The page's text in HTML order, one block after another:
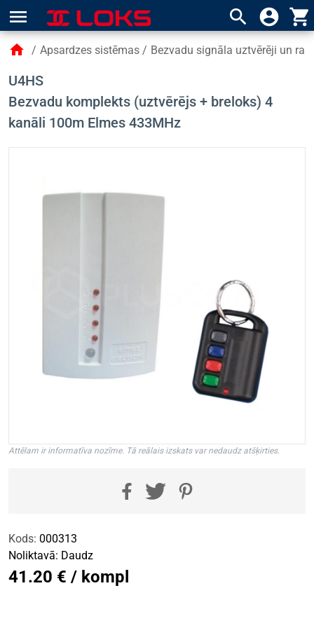
menu search account_circle shopping_cart
home / Apsardzes sistēmas / Bezvadu signāla uztvērēji un
U4HS
Bezvadu komplekts (uztvērējs + breloks) 4
kanāli 100m Elmes 433MHz
Attēlam ir informatīva nozīme. Tā reālais izskats var nedaudz atšķirties.
Kods: 000313
Noliktavā: Daudz
41.20 € / kompl